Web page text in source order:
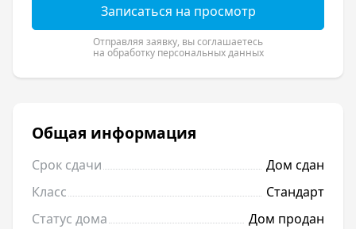
Записаться на просмотр
Отправляя заявку, вы соглашаетесь
на обработку персональных данных
Общая информация
Срок сдачи
Дом сдан
Класс
Стандарт
Статус дома
Дом продан